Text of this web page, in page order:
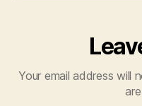
Your email address will